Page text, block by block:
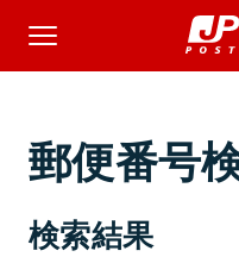
郵便番号
検索結果